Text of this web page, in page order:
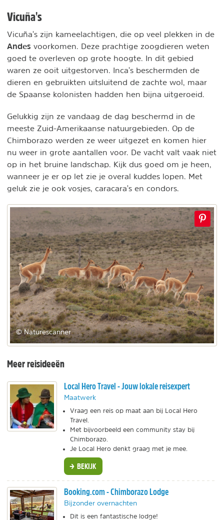
Vicuña's
Vicuña's zijn kameelachtigen, die op veel plekken in de
Andes voorkomen. Deze prachtige zoogdieren weten
goed te overleven op grote hoogte. In dit gebied
waren ze ooit uitgestorven. Inca's beschermden de
dieren en gebruikten uitsluitend de zachte wol, maar
de Spaanse kolonisten hadden hen bijna uitgeroeid.
Gelukkig zijn ze vandaag de dag beschermd in de
meeste Zuid-Amerikaanse natuurgebieden. Op de
Chimborazo werden ze weer uitgezet en komen hier
nu weer in grote aantallen voor. De vacht valt vaak niet
op in het bruine landschap. Kijk dus goed om je heen,
wanneer je er op let zie je overal kuddes lopen. Met
geluk zie je ook vosjes, caracara's en condors.
© Naturescanner
Meer reisideeën
Local Hero Travel - Jouw lokale reisexpert
Maatwerk
Vraag een reis op maat aan bij Local Hero
Travel.
Met bijvoorbeeld een community stay bij
Chimborazo.
Je Local Hero denkt graag met je mee.
BEKIJK
Booking.com - Chimborazo Lodge
Bijzonder overnachten
Dit is een fantastische lodge!